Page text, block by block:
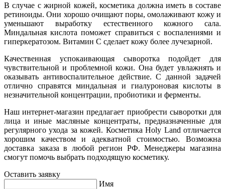
В случае с жирной кожей, косметика должна иметь в составе
ретиноиды. Они хорошо очищают поры, омолаживают кожу и
уменьшают выработку естественного кожного сала.
Миндальная кислота поможет справиться с воспалениями и
гиперкератозом. Витамин С сделает кожу более лучезарной.
Качественная успокаивающая сыворотка подойдет для
чувствительной и проблемной кожи. Она будет увлажнять и
оказывать антивоспалительное действие. С данной задачей
отлично справятся миндальная и гиалуроновая кислоты в
незначительной концентрации, пробиотики и ферменты.
Наш интернет-магазин предлагает приобрести сыворотки для
лица и иные масляные концентраты, предназначенные для
регулярного ухода за кожей. Косметика Holy Land отличается
хорошим качеством и адекватной стоимостью. Возможна
доставка заказа в любой регион РФ. Менеджеры магазина
смогут помочь выбрать подходящую косметику.
Оставить заявку
Имя